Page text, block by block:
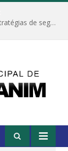
Câmara Municipal de Marapanim discute estratégias de segurança com autoridades e poder executivo